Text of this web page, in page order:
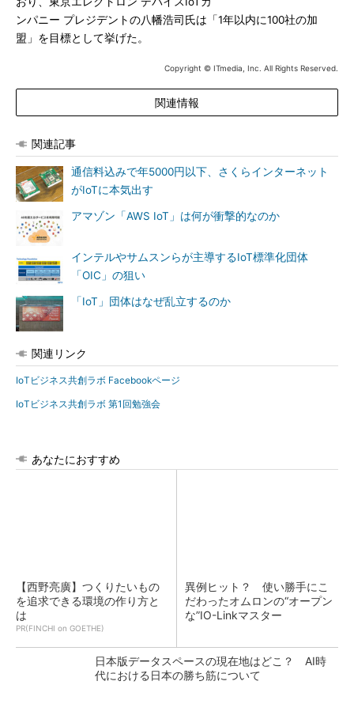
ンパニー プレジデントの八幡浩司氏は「1年以内に100社の加
盟」を目標として挙げた。
Copyright © ITmedia, Inc. All Rights Reserved.
関連情報
関連記事
通信料込みで年5000円以下、さくらインターネット
がIoTに本気出す
アマゾン「AWS IoT」は何が衝撃的なのか
インテルやサムスンらが主導するIoT標準化団体
「OIC」の狙い
「IoT」団体はなぜ乱立するのか
関連リンク
IoTビジネス共創ラボ Facebookページ
IoTビジネス共創ラボ 第1回勉強会
あなたにおすすめ
【西野亮廣】つくりたいもの
を追求できる環境の作り方と
は
PR(FINCHI on GOETHE)
異例ヒット？ 使い勝手にこ
だわったオムロンの“オープン
な”IO-Linkマスター
日本版データスペースの現在地はどこ？ AI時
代における日本の勝ち筋について